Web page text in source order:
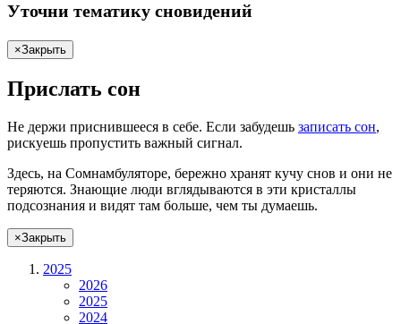
Уточни тематику сновидений
×Закрыть
Прислать сон
Не держи приснившееся в себе. Если забудешь записать сон,
рискуешь пропустить важный сигнал.
Здесь, на Сомнамбуляторе, бережно хранят кучу снов и они не
теряются. Знающие люди вглядываются в эти кристаллы
подсознания и видят там больше, чем ты думаешь.
×Закрыть
2025
2026
2025
2024